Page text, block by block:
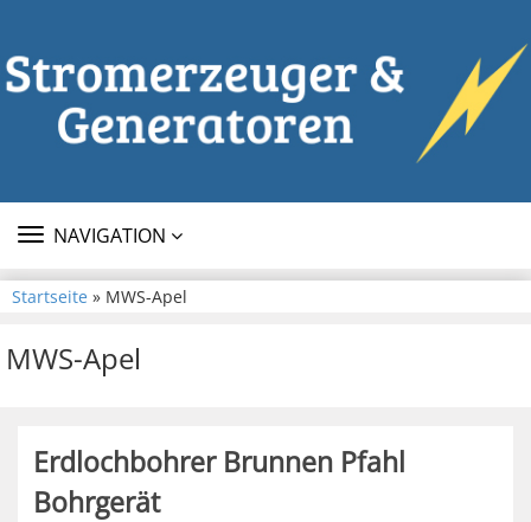
TOGGLE
NAVIGATION
Startseite » MWS-Apel
MWS-Apel
Erdlochbohrer Brunnen Pfahl
Bohrgerät